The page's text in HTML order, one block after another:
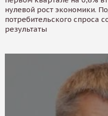
нулевой рост экономики.
потребительского спроса
результаты